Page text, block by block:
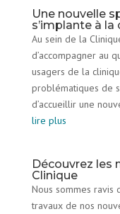
Une nouvelle
s’implante à la
Au sein de la
d’accompagner au
usagers de la
problématiques de
d’accueillir une
lire plus
Découvrez les
Clinique
Nous sommes ravis
travaux de nos